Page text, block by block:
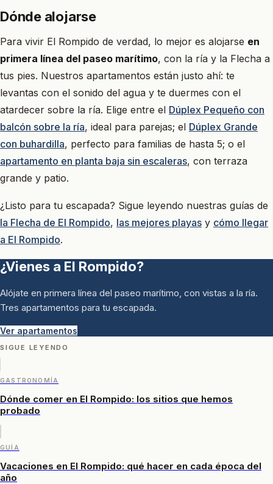
Dónde alojarse
Para vivir El Rompido de verdad, lo mejor es alojarse en
primera línea del paseo marítimo, con la ría y la Flecha a
tus pies. Nuestros apartamentos están justo ahí: te
levantas con el sonido del agua y te duermes con el
atardecer sobre la ría. Elige entre el Dúplex Pequeño con
balcón sobre la ría, ideal para parejas; el Dúplex Grande
con buhardilla, perfecto para familias de hasta 5; o el
apartamento en planta baja sin escaleras, con terraza
grande y patio.
¿Listo para tu escapada? Sigue leyendo nuestras guías de
la Flecha de El Rompido, las mejores playas y cómo llegar
a El Rompido.
¿Vienes a El Rompido?
Alójate en primera línea del paseo marítimo, con vistas a la ría.
Tres apartamentos para tu escapada.
Ver apartamentos
SIGUE LEYENDO
GASTRONOMÍA
Dónde comer en El Rompido: los sitios que hemos
probado
GUÍA
Vacaciones en El Rompido: qué hacer en cada época del
año